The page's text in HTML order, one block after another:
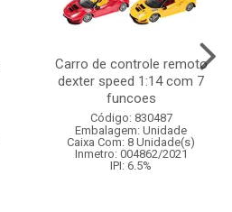
Carro de controle remoto
dexter speed 1:14 com 7
funcoes
Código: 830487
Embalagem: Unidade
Caixa Com: 8 Unidade(s)
Inmetro: 004862/2021
IPI: 6.5%